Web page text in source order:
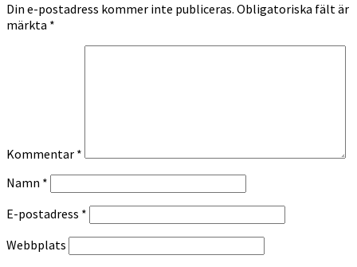
Din e-postadress kommer inte publiceras. Obligatoriska fält är
märkta *
Kommentar *
Namn *
E-postadress *
Webbplats